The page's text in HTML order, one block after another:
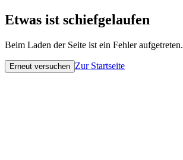
Etwas ist schiefgelaufen
Beim Laden der Seite ist ein Fehler aufgetreten.
Erneut versuchen Zur Startseite